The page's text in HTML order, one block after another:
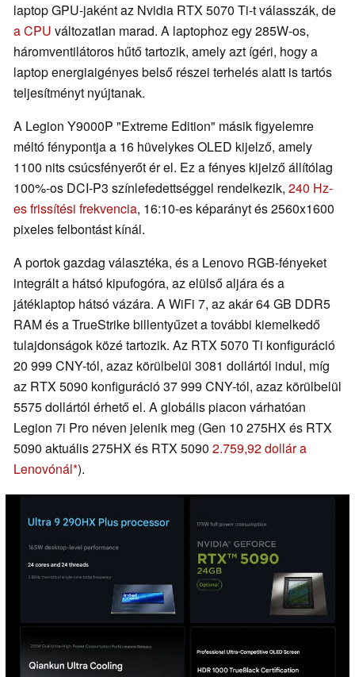
laptop GPU-jaként az Nvidia RTX 5070 Ti-t válasszák, de
a CPU változatlan marad. A laptophoz egy 285W-os,
háromventilátoros hűtő tartozik, amely azt ígéri, hogy a
laptop energiaigényes belső részei terhelés alatt is tartós
teljesítményt nyújtanak.
A Legion Y9000P "Extreme Edition" másik figyelemre
méltó fénypontja a 16 hüvelykes OLED kijelző, amely
1100 nits csúcsfényerőt ér el. Ez a fényes kijelző állítólag
100%-os DCI-P3 színlefedettséggel rendelkezik, 240 Hz-
es frissítési frekvencia, 16:10-es képarányt és 2560x1600
pixeles felbontást kínál.
A portok gazdag választéka, és a Lenovo RGB-fényeket
integrált a hátsó kipufogóra, az elülső aljára és a
játéklaptop hátsó vázára. A WiFi 7, az akár 64 GB DDR5
RAM és a TrueStrike billentyűzet a további kiemelkedő
tulajdonságok közé tartozik. Az RTX 5070 Ti konfiguráció
20 999 CNY-tól, azaz körülbelül 3081 dollártól indul, míg
az RTX 5090 konfiguráció 37 999 CNY-tól, azaz körülbelül
5575 dollártól érhető el. A globális piacon várhatóan
Legion 7i Pro néven jelenik meg (Gen 10 275HX és RTX
5090 aktuális 275HX és RTX 5090 2.759,92 dollár a
Lenovónál ).